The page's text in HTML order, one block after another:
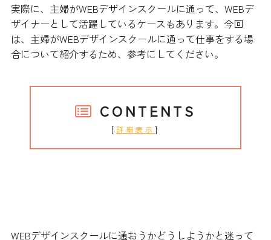
実際に、主婦がWEBデザインスクールに通って、WEBデ
ザイナーとして活躍しているケースもあります。今回
は、主婦がWEBデザインスクールに通って仕事をする場
合について紹介するため、参考にしてください。
CONTENTS
[ 詳細表示 ]
WEBデザインスクールに通おうかどうしようかと迷って